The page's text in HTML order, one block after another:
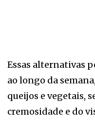
Essas alternativas
ao longo da
queijos e vegetais,
cremosidade e do